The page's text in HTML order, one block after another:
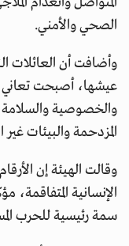
الصحي والأمني.
وأضافت أن العائلات
عيشها، أصبحت
والخصوصية والسلامة
المزدحمة والبيئات غير
وقالت الهيئة إن
الإنسانية
سمة رئيسية للحرب